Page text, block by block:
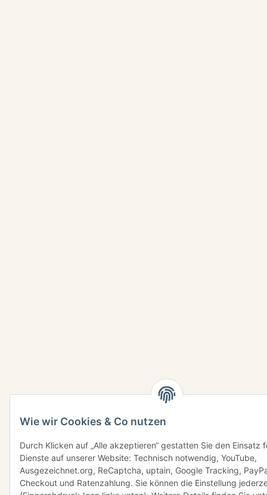
Wie wir Cookies & Co nutzen
Durch Klicken auf „Alle akzeptieren“ gestatten Sie den Einsatz
Dienste auf unserer Website: Technisch notwendig, YouTube,
Ausgezeichnet.org, ReCaptcha, uptain, Google Tracking,
Checkout und Ratenzahlung. Sie können die Einstellung